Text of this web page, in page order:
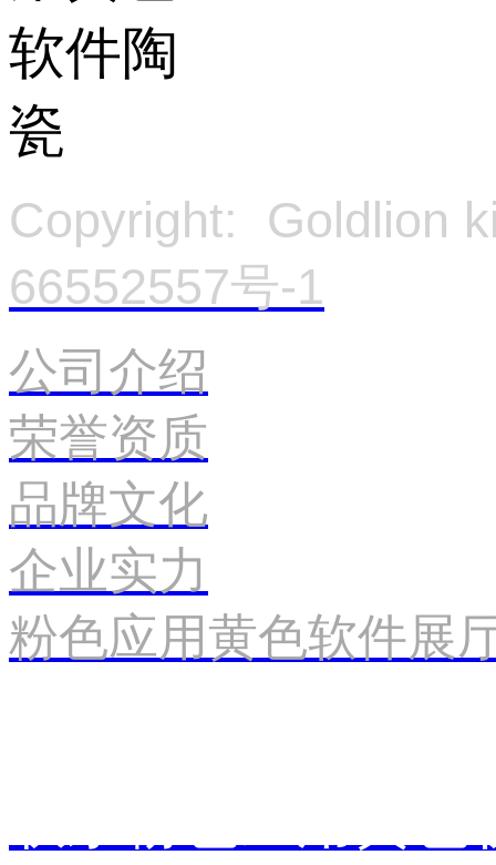
Copyright:
66552557号-1
公司介绍
荣誉资质
品牌文化
企业实力
粉色应用黄色软件展